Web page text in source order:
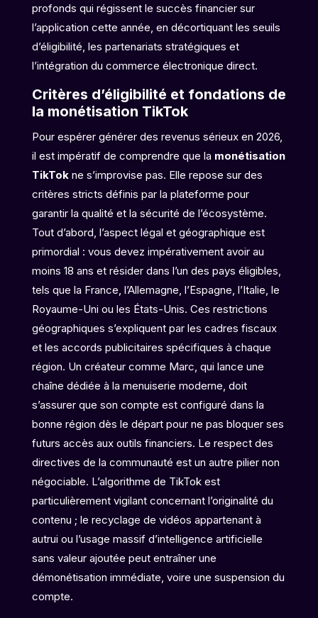
profonds qui régissent le succès financier sur
l’application cette année, en décortiquant les seuils
d’éligibilité, les partenariats stratégiques et
l’intégration du commerce électronique direct.
Critères d’éligibilité et fondations de
la monétisation TikTok
Pour espérer générer des revenus sérieux en 2026,
il est impératif de comprendre que la monétisation
TikTokne s’improvise pas. Elle repose sur des
critères stricts définis par la plateforme pour
garantir la qualité et la sécurité de l’écosystème.
Tout d’abord, l’aspect légal et géographique est
primordial : vous devez impérativement avoir au
moins 18 ans et résider dans l’un des pays éligibles,
tels que la France, l’Allemagne, l’Espagne, l’Italie, le
Royaume-Uni ou les États-Unis. Ces restrictions
géographiques s’expliquent par les cadres fiscaux
et les accords publicitaires spécifiques à chaque
région. Un créateur comme Marc, qui lance une
chaîne dédiée à la menuiserie moderne, doit
s’assurer que son compte est configuré dans la
bonne région dès le départ pour ne pas bloquer ses
futurs accès aux outils financiers. Le respect des
directives de la communauté est un autre pilier non
négociable. L’algorithme de TikTok est
particulièrement vigilant concernant l’originalité du
contenu ; le recyclage de vidéos appartenant à
autrui ou l’usage massif d’intelligence artificielle
sans valeur ajoutée peut entraîner une
démonétisation immédiate, voire une suspension du
compte.